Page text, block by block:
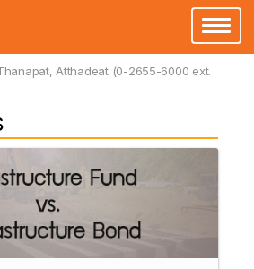
Atthadeat (0-2655-6000 ext.